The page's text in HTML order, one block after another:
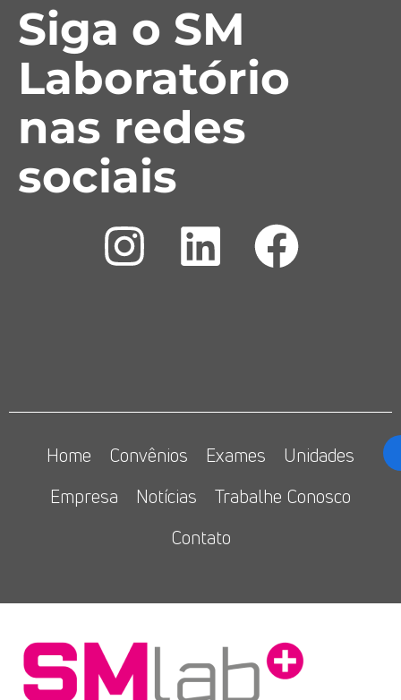
Siga o SM
Laboratório
nas redes
sociais
Home Convênios Exames
Unidades
Empresa
Notícias
Trabalhe Conosco
Contato